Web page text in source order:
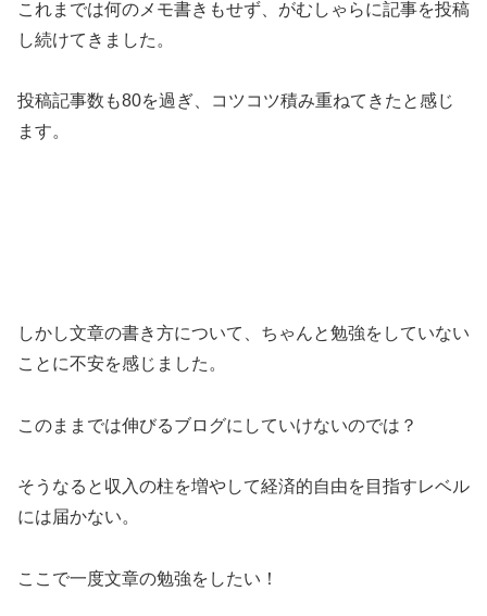
これまでは何のメモ書きもせず、がむしゃらに記事を投稿
し続けてきました。
投稿記事数も80を過ぎ、コツコツ積み重ねてきたと感じ
ます。
しかし文章の書き方について、ちゃんと勉強をしていない
ことに不安を感じました。
このままでは伸びるブログにしていけないのでは？
そうなると収入の柱を増やして経済的自由を目指すレベル
には届かない。
ここで一度文章の勉強をしたい！